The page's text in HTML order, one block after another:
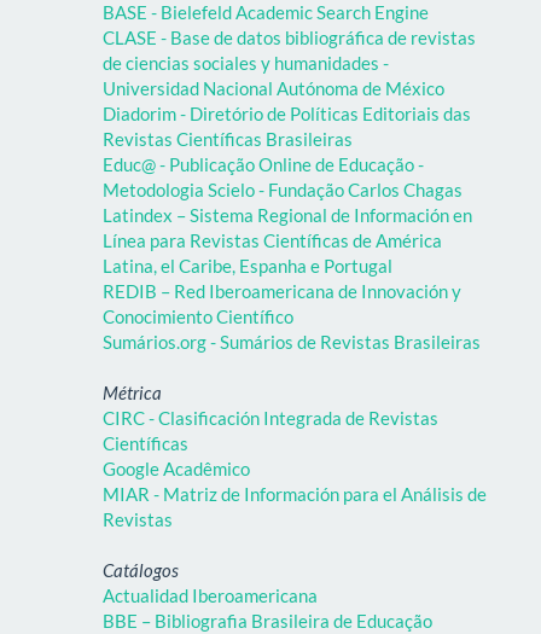
BASE - Bielefeld Academic Search Engine
CLASE - Base de datos bibliográfica de revistas
de ciencias sociales y humanidades -
Universidad Nacional Autónoma de México
Diadorim - Diretório de Políticas Editoriais das
Revistas Científicas Brasileiras
Educ@ - Publicação Online de Educação -
Metodologia Scielo - Fundação Carlos Chagas
Latindex – Sistema Regional de Información en
Línea para Revistas Científicas de América
Latina, el Caribe, Espanha e Portugal
REDIB – Red Iberoamericana de Innovación y
Conocimiento Científico
Sumários.org - Sumários de Revistas Brasileiras
Métrica
CIRC - Clasificación Integrada de Revistas
Científicas
Google Acadêmico
MIAR - Matriz de Información para el Análisis de
Revistas
Catálogos
Actualidad Iberoamericana
BBE – Bibliografia Brasileira de Educação